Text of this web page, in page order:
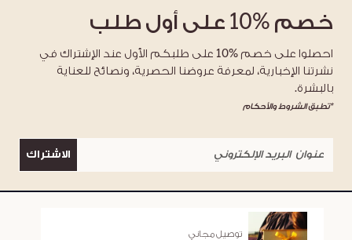
خصم %10 على أول طلب
احصلوا على خصم %10 على طلبكم الأول عند الإشتراك في
نشرتنا الإخبارية، لمعرفة عروضنا الحصرية، ونصائح للعناية
بالبشرة.
*تطبق الشروط والأحكام
الاشتراك
توصيل مجاني